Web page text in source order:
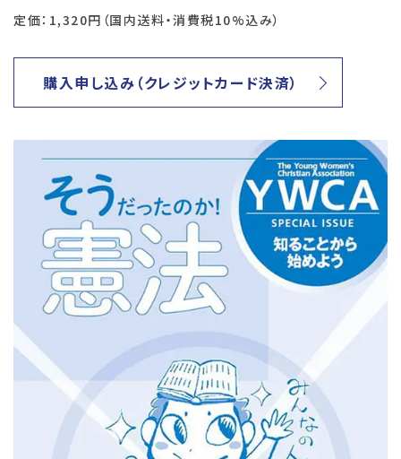
定価：1,320円（国内送料・消費税10%込み）
購入申し込み（クレジットカード決済）